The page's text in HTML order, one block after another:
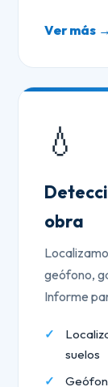
Ver más →
💧
obra
geófono,
Informe
suelos